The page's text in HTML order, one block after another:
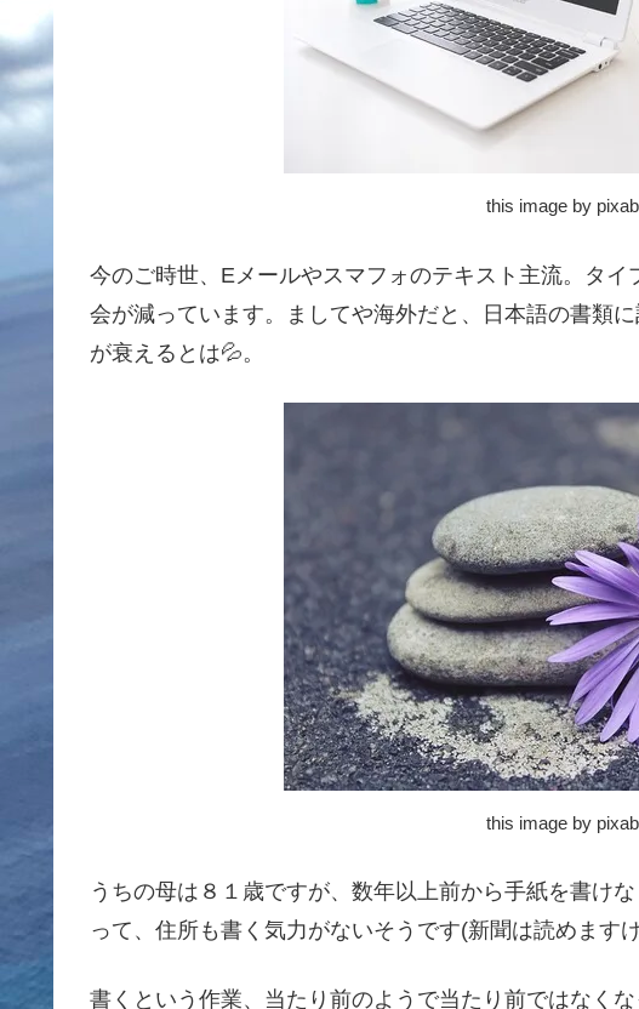
this image by
今のご時世、Eメールやスマフォのテキスト主流。タ
会が減っています。ましてや海外だと、日本語の書類
が衰えるとは💦。
this image by
うちの母は８１歳ですが、数年以上前から手紙を書け
って、住所も書く気力がないそうです(新聞は読めます
書くという作業、当たり前のようで当たり前ではなく